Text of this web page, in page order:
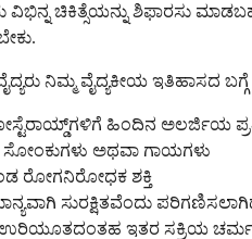
ವಿಭಿನ್ನ ಚಿಕಿತ್ಸೆಯನ್ನು ಶಿಫಾರಸು
ನಿಮ್ಮ ವೈದ್ಯಕೀಯ ಇತಿಹಾಸದ
ಹಿಂದಿನ ಅಲರ್ಜಿಯ
ಸೋಂಕುಗಳು ಅಥವಾ ಗಾಯಗಳು
ರೋಗನಿರೋಧಕ ಶಕ್ತಿ
ಸುರಕ್ಷಿತವೆಂದು
ಉರಿಯೂತದಂತಹ ಇತರ ಸಕ್ರಿಯ